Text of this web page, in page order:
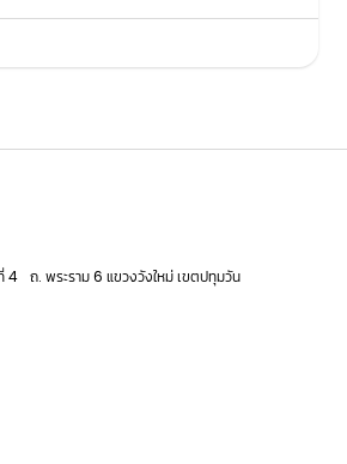
4 ถ. พระราม 6 แขวงวังใหม่ เขตปทุมวัน